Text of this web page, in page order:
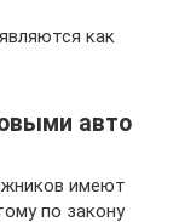
как
авто
имеют
по закону